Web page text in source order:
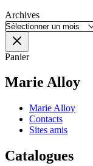
Archives
Panier
Marie Alloy
Marie Alloy
Contacts
Sites amis
Catalogues